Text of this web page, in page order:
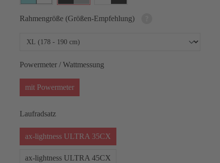
Rahmengröße (Größen-Empfehlung)
Powermeter / Wattmessung
mit Powermeter
Laufradsatz
ax-lightness ULTRA 35CX
ax-lightness ULTRA 45CX